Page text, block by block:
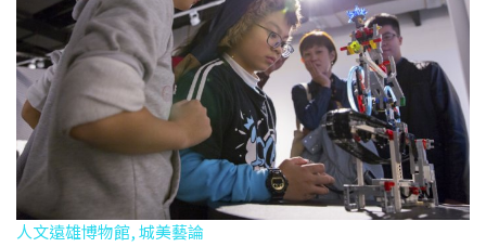
人文遠雄博物館, 城美藝論